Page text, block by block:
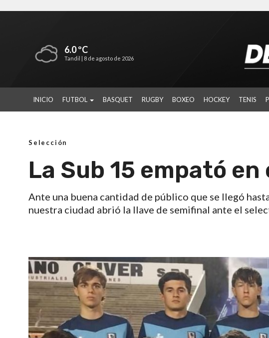
6.0 ºC
Tandil | 8 de agosto de 2026
INICIO FUTBOL BASQUET RUGBY BOXEO HOCKEY TENIS
Selección
La Sub 15 empató
Ante una buena cantidad de público que se llegó
nuestra ciudad abrió la llave de semifinal ante el